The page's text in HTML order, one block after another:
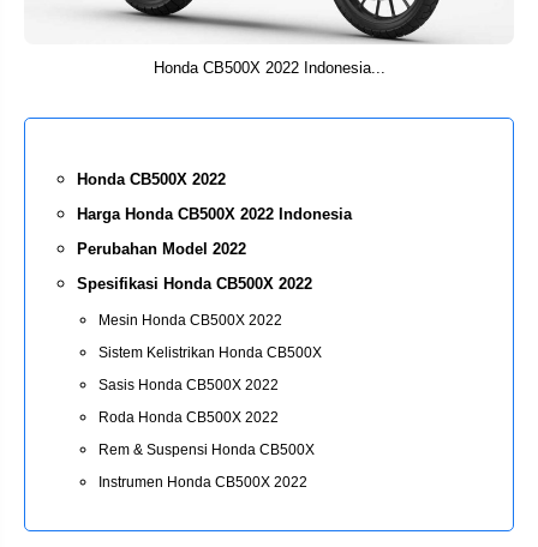
Honda CB500X 2022 Indonesia...
Honda CB500X 2022
Harga Honda CB500X 2022 Indonesia
Perubahan Model 2022
Spesifikasi Honda CB500X 2022
Mesin Honda CB500X 2022
Sistem Kelistrikan Honda CB500X
Sasis Honda CB500X 2022
Roda Honda CB500X 2022
Rem & Suspensi Honda CB500X
Instrumen Honda CB500X 2022